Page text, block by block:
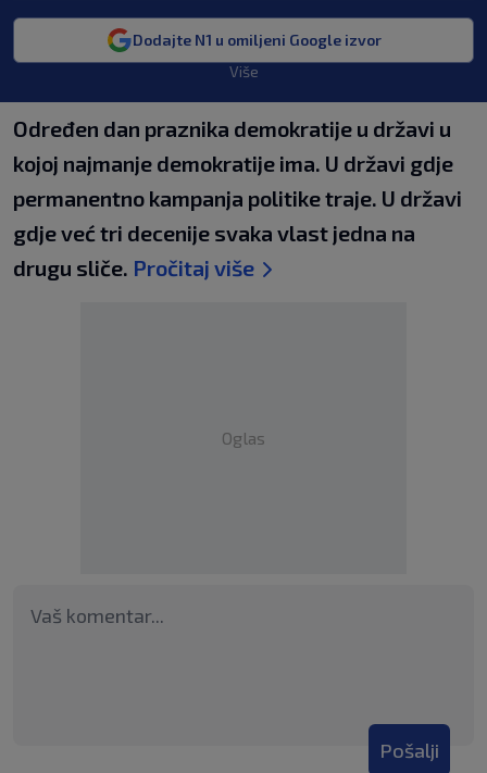
Dodajte N1 u omiljeni Google izvor
Više
Određen dan praznika demokratije u državi u
kojoj najmanje demokratije ima. U državi gdje
permanentno kampanja politike traje. U državi
gdje već tri decenije svaka vlast jedna na
drugu sliče. Pročitaj više
Oglas
Pošalji